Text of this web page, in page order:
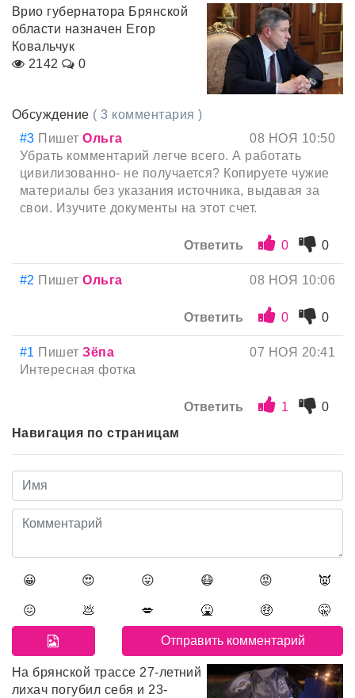
Врио губернатора Брянской
области назначен Егор
Ковальчук
2142
0
Обсуждение ( 3 комментария )
#3 ПишетОльга
08 НОЯ 10:50
Убрать комментарий легче всего. А работать
цивилизованно- не получается? Копируете чужие
материалы без указания источника, выдавая за
свои. Изучите документы на этот счет.
Ответить 0 0
#2 ПишетОльга 08 НОЯ 10:06
Ответить 0 0
#1 ПишетЗёпа
07 НОЯ 20:41
Интересная фотка
Ответить 1
0
Навигация по страницам
😀 😍 😛 😷 😡 👿
😖 💩 💋 🤮 🤑 🤫
На брянской трассе 27-летний
лихач погубил себя и 23-